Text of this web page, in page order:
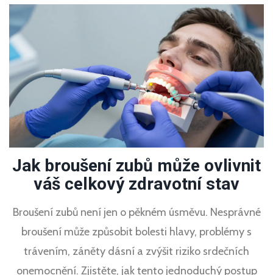
Jak broušení zubů může ovlivnit
váš celkový zdravotní stav
Broušení zubů není jen o pěkném úsměvu. Nesprávné
broušení může způsobit bolesti hlavy, problémy s
trávením, záněty dásní a zvýšit riziko srdečních
onemocnění. Zjistěte, jak tento jednoduchý postup